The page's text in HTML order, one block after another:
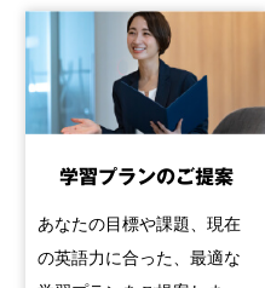
学習プランのご提案
あなたの目標や課題、現在
の英語力に合った、最適な